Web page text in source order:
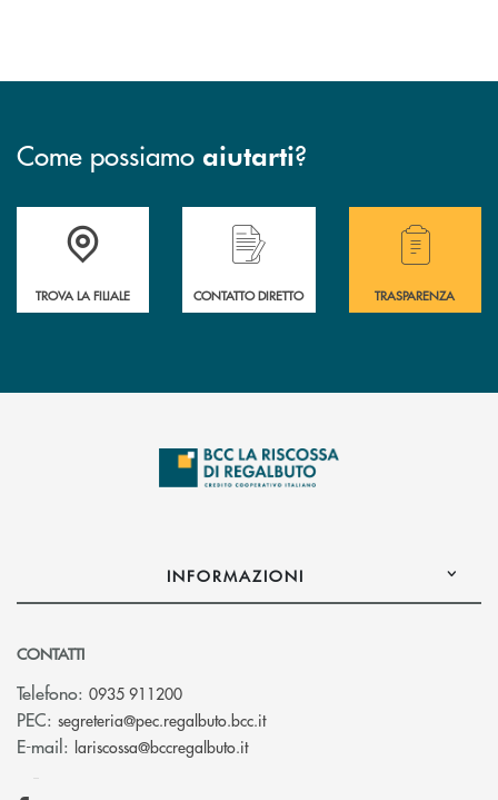
Come possiamo aiutarti?
Accedi all' elenco completo delle filiali della Bcc
TROVA LA FILIALE
Hai bisogno di assistenza immediata?
CONTATTO DIRETTO
Hai bisogno di
TRASPARENZA
INFORMAZIONI
CONTATTI
Telefono: 0935 911200
PEC: segreteria@pec.regalbuto.bcc.it(si apre l’app di posta
E-mail: lariscossa@bccregalbuto.it(si apre l’app di posta